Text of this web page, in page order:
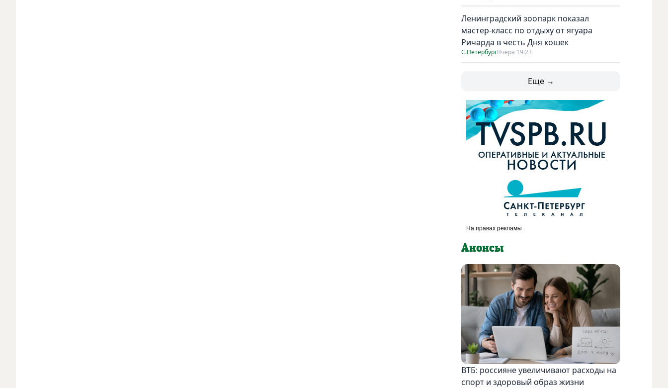
Ленинградский зоопарк показал
мастер-класс по отдыху от ягуара
Ричарда в честь Дня кошек
С.ПетербургВчера 19:23
Еще →
Анонсы
ВТБ: россияне увеличивают расходы на
спорт и здоровый образ жизни